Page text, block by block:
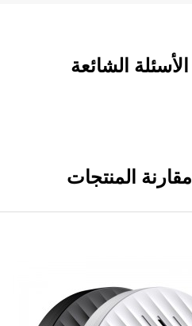
الأسئلة الشائعة
مقارنة المنتجات